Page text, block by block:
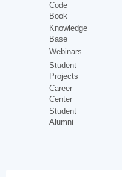
Code
Book
Knowledge
Base
Webinars
Student
Projects
Career
Center
Student
Alumni